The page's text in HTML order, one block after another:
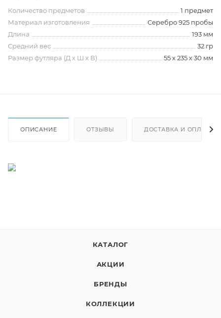
Количество предметов
1 предмет
Материал изготовления
Серебро 925 пробы
Длина
193 мм
Средний вес
32 гр
Размер футляра (Д х Ш х В)
55 х 235 х 30 мм
ОПИСАНИЕ ОТЗЫВЫ ДОСТАВКА И ОПЛАТА
КАТАЛОГ
АКЦИИ
БРЕНДЫ
КОЛЛЕКЦИИ